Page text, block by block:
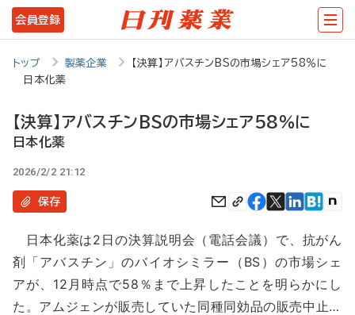
メ
イ
ツ
に
動
会員登録
トップ 製薬企業
【決算】アバスチンBSの市場シェア58％に
日本化薬
【決算】アバスチンBSの市場シェア58％に
日本化薬
2026/2/2 21:12
保存
日本化薬は2日の決算説明会（電話会議）で、抗がん
剤「アバスチン」のバイオシミラー（BS）の市場シェ
アが、12月時点で58％まで上昇したことを明らかにし
た。アムジェンが販売していた同種同効品の販売中止…